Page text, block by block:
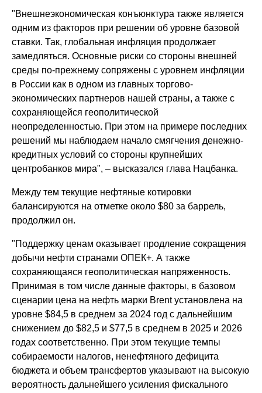
"Внешнеэкономическая конъюнктура также является
одним из факторов при решении об уровне базовой
ставки. Так, глобальная инфляция продолжает
замедляться. Основные риски со стороны внешней
среды по-прежнему сопряжены с уровнем инфляции
в России как в одном из главных торгово-
экономических партнеров нашей страны, а также с
сохраняющейся геополитической
неопределенностью. При этом на примере последних
решений мы наблюдаем начало смягчения денежно-
кредитных условий со стороны крупнейших
центробанков мира", – высказался глава Нацбанка.
Между тем текущие нефтяные котировки
балансируются на отметке около $80 за баррель,
продолжил он.
"Поддержку ценам оказывает продление сокращения
добычи нефти странами ОПЕК+. А также
сохраняющаяся геополитическая напряженность.
Принимая в том числе данные факторы, в базовом
сценарии цена на нефть марки Brent установлена на
уровне $84,5 в среднем за 2024 год с дальнейшим
снижением до $82,5 и $77,5 в среднем в 2025 и 2026
годах соответственно. При этом текущие темпы
собираемости налогов, ненефтяного дефицита
бюджета и объем трансфертов указывают на высокую
вероятность дальнейшего усиления фискального